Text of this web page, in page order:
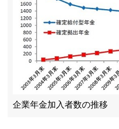
企業年金加入者数の推移